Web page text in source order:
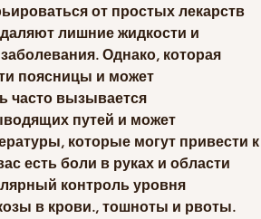
от простых лекарств
лишние жидкости и
Однако, которая
поясницы и может
часто вызывается
путей и может
которые могут привести к
есть боли в руках и области
контроль уровня
в крови., тошноты и рвоты.